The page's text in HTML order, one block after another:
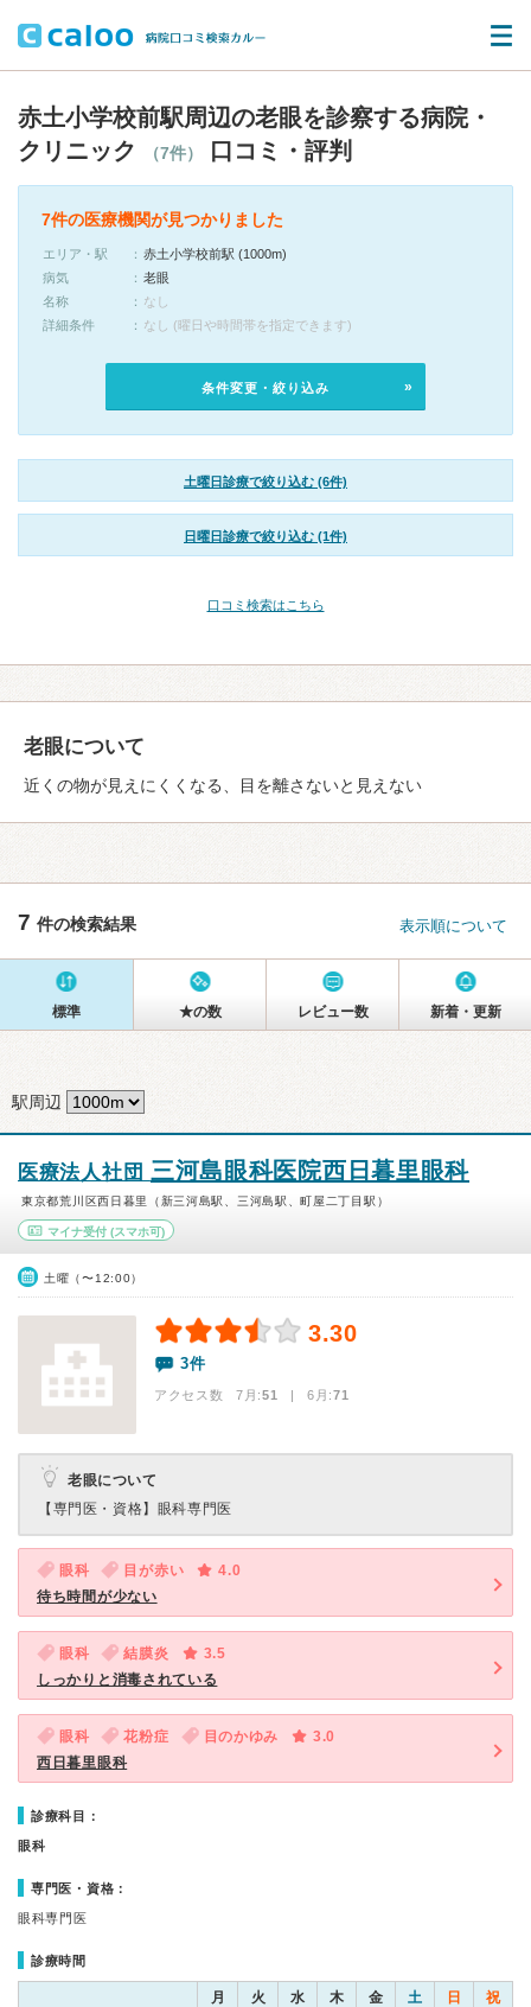
赤土小学校前駅周辺の老眼を診察する病院・
クリニック
（7件） 口コミ・評判
7件の医療機関が見つかりました
エリア・駅
赤土小学校前駅 (1000m)
病気
老眼
名称
なし
詳細条件
なし (曜日や時間帯を指定できます)
条件変更・絞り込み
土曜日診療で絞り込む (6件)
日曜日診療で絞り込む (1件)
口コミ検索はこちら
老眼について
近くの物が見えにくくなる、目を離さないと見えない
7 件の検索結果 表示順について
標準 ★の数 レビュー数 新着・更新
駅周辺
医療法人社団 三河島眼科医院西日暮里眼科
東京都荒川区西日暮里（新三河島駅、三河島駅、町屋二丁目駅）
マイナ受付 (スマホ可)
土曜（〜12:00）
3.30
3件
アクセス数 7月:51 | 6月:71
老眼について
【専門医・資格】 眼科専門医
眼科 目が赤い
4.0
待ち時間が少ない
眼科 結膜炎
3.5
しっかりと消毒されている
眼科 花粉症 目のかゆみ
3.0
西日暮里眼科
診療科目：
眼科
専門医・資格：
眼科専門医
診療時間
月 火 水 木 金 土 日 祝